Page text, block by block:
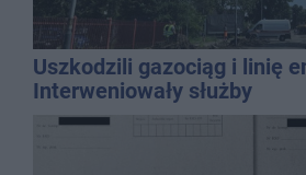
Uszkodzili gazociąg i linię
Interweniowały służby